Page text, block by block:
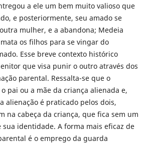
a ele um bem muito valioso que
e posteriormente, seu amado se
mulher, e a abandona; Medeia
os filhos para se vingar do
Esse breve contexto histórico
que visa punir o outro através dos
parental. Ressalta-se que o
pai ou a mãe da criança alienada e,
alienação é praticado pelos dois,
na cabeça da criança, que fica sem um
identidade. A forma mais eficaz de
é o emprego da guarda